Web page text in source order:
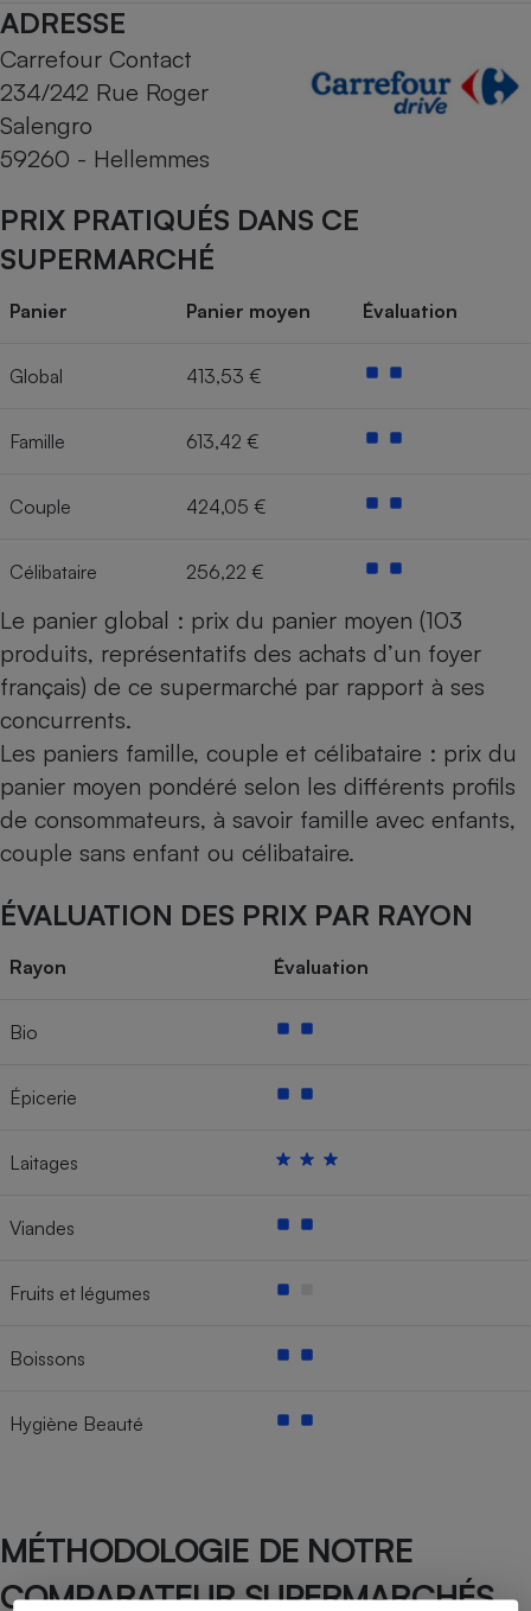
ADRESSE
Carrefour Contact
234/242 Rue Roger
Salengro
59260 - Hellemmes
PRIX PRATIQUÉS DANS CE
SUPERMARCHÉ
Panier Panier moyen Évaluation
Global 413,53 €
Famille 613,42 €
Couple 424,05 €
Célibataire 256,22 €
Le panier global : prix du panier moyen (103
produits, représentatifs des achats d’un foyer
français) de ce supermarché par rapport à ses
concurrents.
Les paniers famille, couple et célibataire : prix du
panier moyen pondéré selon les différents profils
de consommateurs, à savoir famille avec enfants,
couple sans enfant ou célibataire.
ÉVALUATION DES PRIX PAR RAYON
Rayon Évaluation
Bio
Épicerie
Laitages
Viandes
Fruits et légumes
Boissons
Hygiène Beauté
MÉTHODOLOGIE DE NOTRE
COMPARATEUR SUPERMARCHÉS